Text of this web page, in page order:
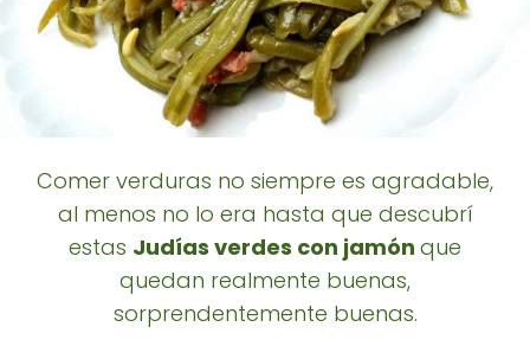
Comer verduras no siempre es agradable,
al menos no lo era hasta que descubrí
estas Judías verdes con jamón que
quedan realmente buenas,
sorprendentemente buenas.